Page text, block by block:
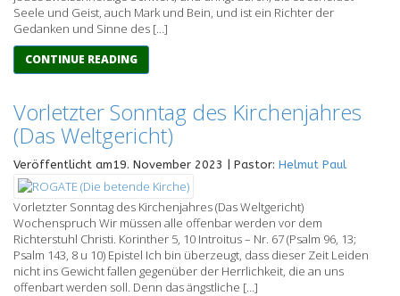
Seele und Geist, auch Mark und Bein, und ist ein Richter der
Gedanken und Sinne des […]
CONTINUE READING
Vorletzter Sonntag des Kirchenjahres
(Das Weltgericht)
Veröffentlicht am19. November 2023 | Pastor: Helmut Paul
Vorletzter Sonntag des Kirchenjahres (Das Weltgericht)
Wochenspruch Wir müssen alle offenbar werden vor dem
Richterstuhl Christi. Korinther 5, 10 Introitus – Nr. 67 (Psalm 96, 13;
Psalm 143, 8 u 10) Epistel Ich bin überzeugt, dass dieser Zeit Leiden
nicht ins Gewicht fallen gegenüber der Herrlichkeit, die an uns
offenbart werden soll. Denn das ängstliche […]